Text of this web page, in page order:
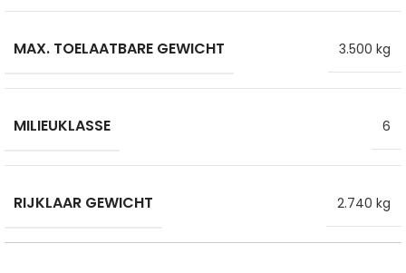
MAX. TOELAATBARE GEWICHT 3.500 kg
MILIEUKLASSE 6
RIJKLAAR GEWICHT 2.740 kg